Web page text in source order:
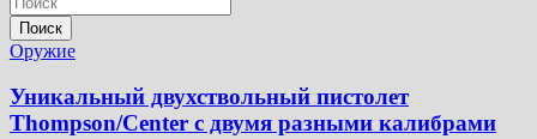
Поиск
Оружие
Уникальный двухствольный пистолет
Thompson/Center с двумя разными калибрами